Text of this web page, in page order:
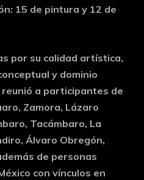
15 de pintura y 12 de
por su calidad artística,
y dominio
a participantes de
Zamora, Lázaro
Tacámbaro, La
Álvaro Obregón,
de personas
con vínculos en